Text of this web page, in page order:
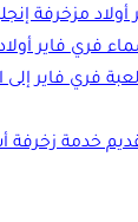
مزخرفة
فري فاير
فري فاير
خدمة زخرفة